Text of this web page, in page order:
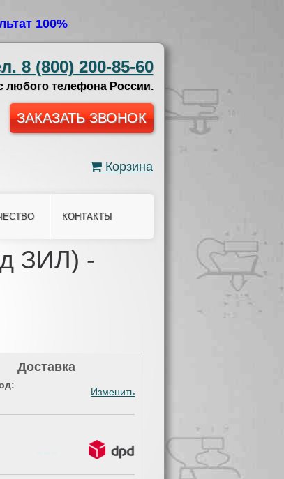
100%
8 (800) 200-85-60
любого телефона России.
ЗАКАЗАТЬ ЗВОНОК
Корзина
КОНТАКТЫ
ЗИЛ) -
Доставка
Изменить